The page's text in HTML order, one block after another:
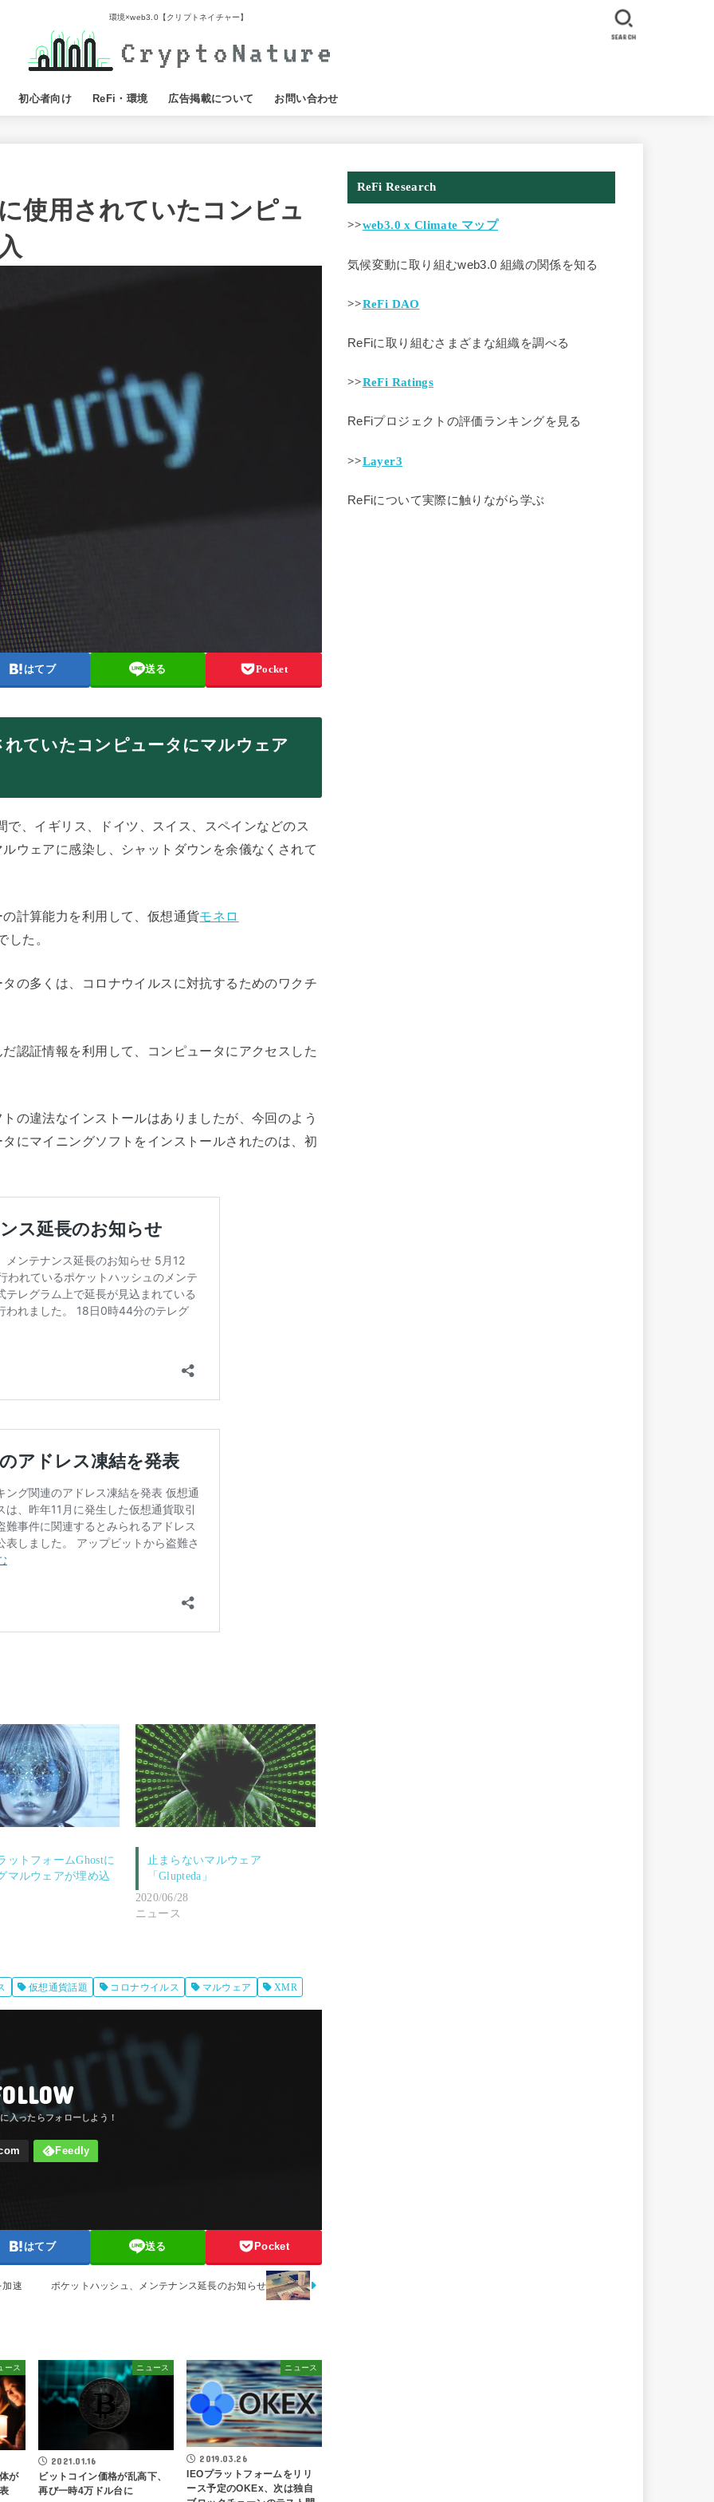
環境×web3.0【クリプトネイチャー】
初心者向け ReFi・環境 広告掲載について お問い合わせ
SEARCH
使用されていたコンピュ
はてブ 送る Pocket
ていたコンピュータにマルウェア
、イギリス、ドイツ、スイス、スペインなどのス
ウェアに感染し、シャットダウンを余儀なくされて
計算能力を利用して、仮想通貨モネロ
た。
の多くは、コロナウイルスに対抗するためのワクチ
認証情報を利用して、コンピュータにアクセスした
の違法なインストールはありましたが、今回のよう
にマイニングソフトをインストールされたのは、初
ットフォームGhostに
マルウェアが埋め込
止まらないマルウェア
「Glupteda」
2020/06/28
ニュース
仮想通貨話題 コロナウイルス マルウェア XMR
はてブ 送る Pocket
速 ポケットハッシュ、メンテナンス延長のお知らせ
ース
が
ニュース
2021.01.16
ビットコイン価格が乱高下、
再び一時4万ドル台に
ニュース
2019.03.26
IEOプラットフォームをリリ
ース予定のOKEx、次は独自
ReFi Research
>>web3.0 x Climate マップ
気候変動に取り組むweb3.0 組織の関係を知る
>>ReFi DAO
ReFiに取り組むさまざまな組織を調べる
>>ReFi Ratings
ReFiプロジェクトの評価ランキングを見る
>>Layer3
ReFiについて実際に触りながら学ぶ